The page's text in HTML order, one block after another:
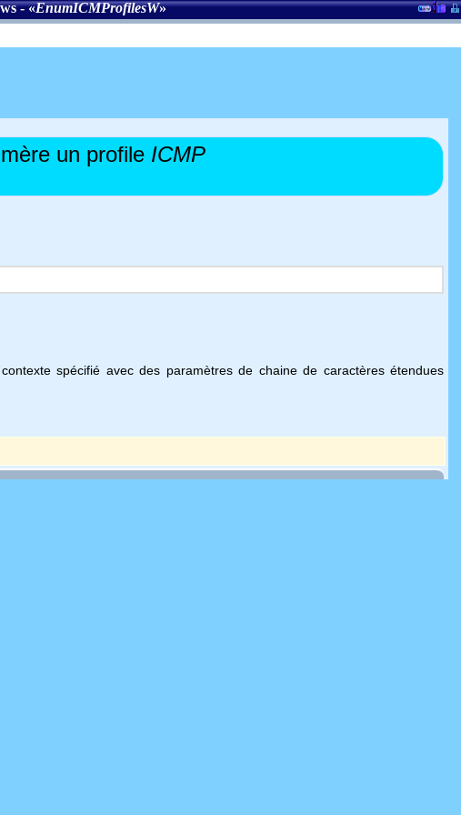
- «EnumICMProfilesW»
un profile ICMP
spécifié avec des paramètres de chaine de caractères étendues